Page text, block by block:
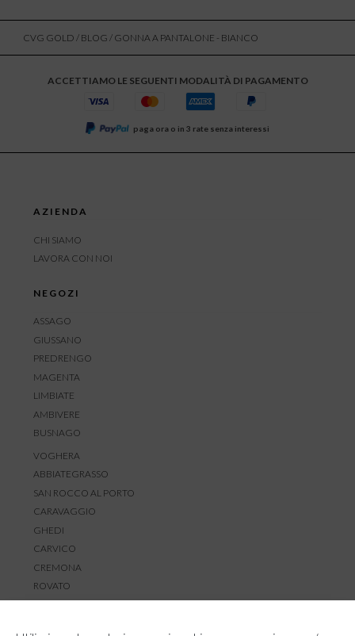
CVG GOLD / BLOG / GONNA A PANTALONE - BIANCO
ACCETTIAMO LE SEGUENTI MODALITÀ DI PAGAMENTO
paga ora o in 3 rate senza interessi
AZIENDA
CHI SIAMO
LAVORA CON NOI
NEGOZI
ASSAGO
GIUSSANO
PREDRENGO
MAGENTA
LIMBIATE
AMBIVERE
BUSNAGO
VOGHERA
ABBIATEGRASSO
SAN ROCCO AL PORTO
CARAVAGGIO
GHEDI
CARVICO
CREMONA
ROVATO